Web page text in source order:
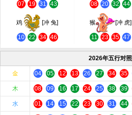
07 19 31 43 08 20 32 44
鸡 [冲 兔]
10 22 34 46
猴 [冲 虎]
11 23 35 47
2026年五行对照
金 04 05 12 13 26 27 34 35
木 08 09 16 17 24 25 38 39
水 01 14 15 22 23 30 31 44